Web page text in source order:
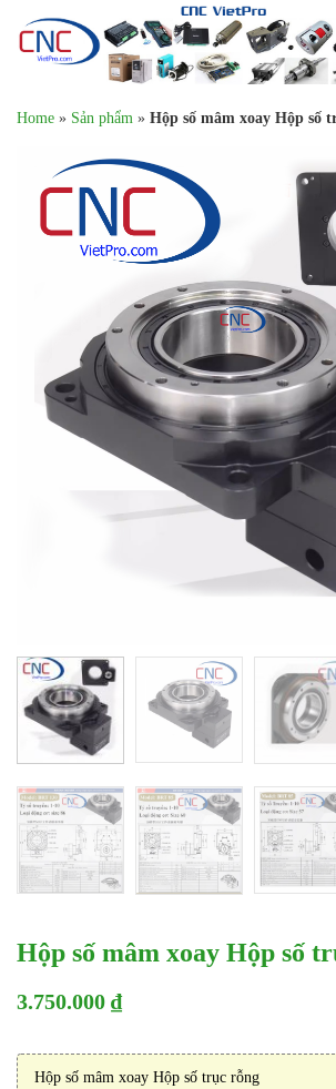
Home » Sản phẩm » Hộp số mâm xoay Hộp số
Hộp số mâm xoay Hộp số
3.750.000 ₫
Hộp số mâm xoay Hộp số trục rỗng